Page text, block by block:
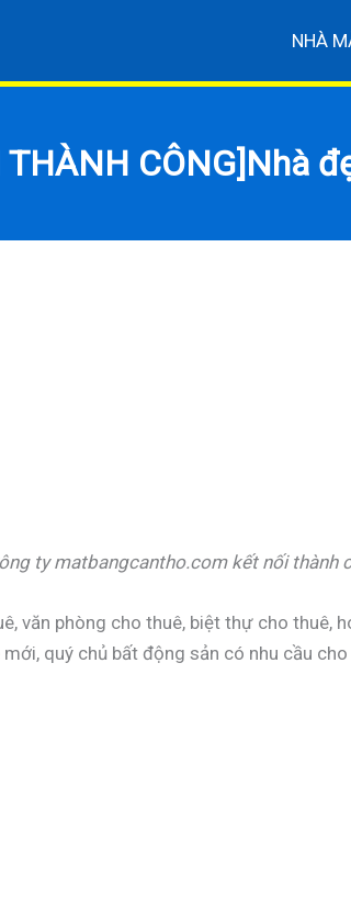
NHÀ
THÀNH CÔNG]Nhà
ty matbangcantho.com kết nối thành
văn phòng cho thuê, biệt thự cho
quý chủ bất động sản có nhu cầu